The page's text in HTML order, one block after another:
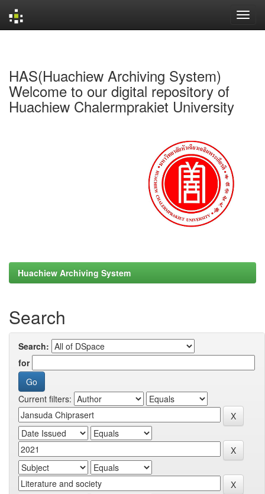
HAS(Huachiew Archiving System)
Welcome to our digital repository of
Huachiew Chalermprakiet University
Huachiew Archiving System
Search
Search:
for
Current filters: